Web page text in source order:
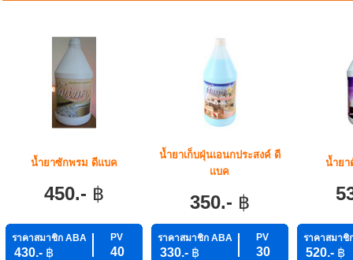
น้ำยาซักพรม ดีแบค
450.- ฿
ราคาสมาชิก ABA PV
430.- ฿ 40
น้ำยาเก็บฝุ่นเอนกประสงค์ ดี
แบค
350.- ฿
ราคาสมาชิก ABA PV
330.- ฿ 30
น้ำย
ราคาสมาชิ
520.- ฿